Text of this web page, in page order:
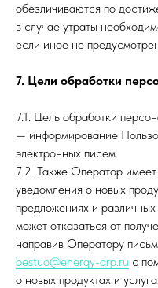
обезличиваются по
в случае утраты
если иное не
7. Цели обработки
7.1. Цель обработки
— информирование
электронных писем.
7.2. Также Оператор
уведомления о новых
предложениях и
может отказаться от
направив Оператору
bestuo@energy-grp.ru с
о новых продуктах и